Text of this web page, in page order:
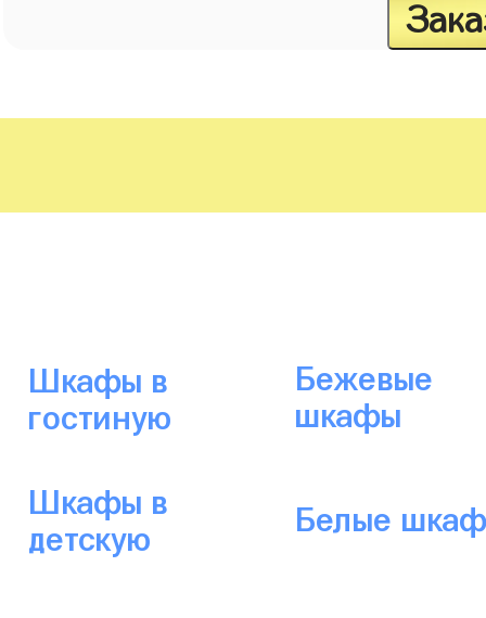
Шкафы в
гостиную
Бежевые
шкафы
Шкафы в
детскую
Белые